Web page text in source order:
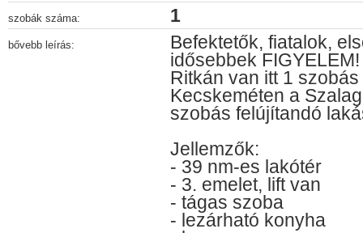
szobák száma: 1
bővebb leírás:
Befektetők, fiatalok,
idősebbek FIGYELEM!
Ritkán van itt 1
Kecskeméten a
szobás felújítandó
Jellemzők:
- 39 nm-es lakótér
- 3. emelet, lift van
- tágas szoba
- lezárható konyha